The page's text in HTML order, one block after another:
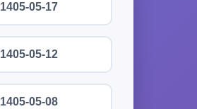
1405-05-17
1405-05-12
1405-05-08